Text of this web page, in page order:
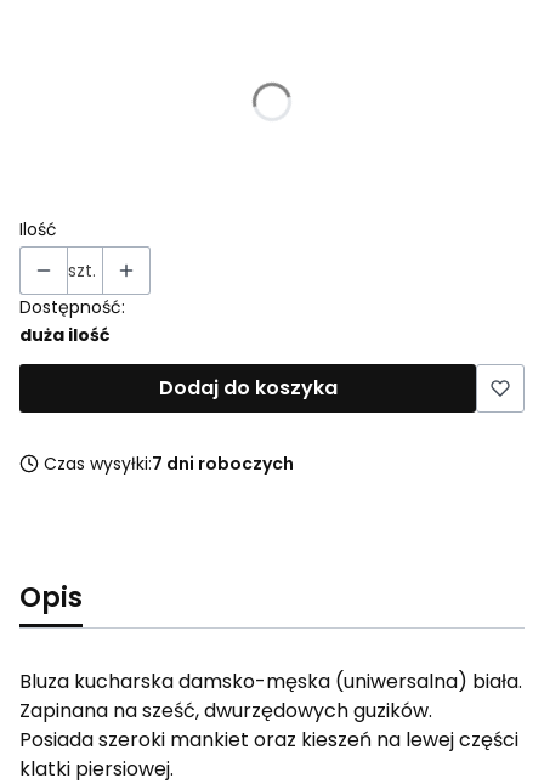
Ilość
szt.
Dostępność:
duża ilość
Dodaj do koszyka
Czas wysyłki:7 dni roboczych
Opis
Bluza kucharska damsko-męska (uniwersalna) biała.
Zapinana na sześć, dwurzędowych guzików.
Posiada szeroki mankiet oraz kieszeń na lewej części
klatki piersiowej.